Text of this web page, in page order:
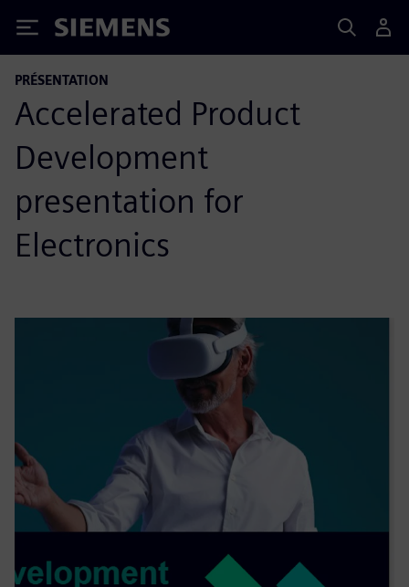
Siemens
PRÉSENTATION
Accelerated Product
Development
presentation​ for
Electronics